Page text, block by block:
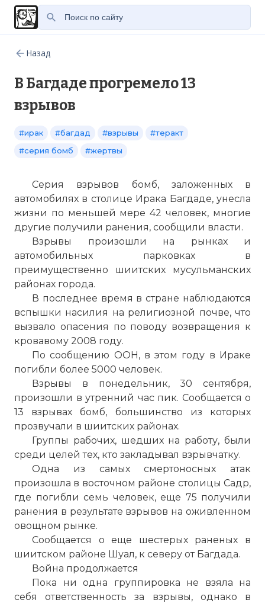
Назад
В Багдаде прогремело 13
взрывов
#ирак #багдад #взрывы
#теракт
#серия бомб
#жертвы
Серия взрывов бомб, заложенных в
автомобилях в столице Ирака Багдаде, унесла
жизни по меньшей мере 42 человек, многие
другие получили ранения, сообщили власти.
Взрывы произошли на рынках и
автомобильных парковках в
преимущественно шиитских мусульманских
районах города.
В последнее время в стране наблюдаются
вспышки насилия на религиозной почве, что
вызвало опасения по поводу возвращения к
кровавому 2008 году.
По сообщению ООН, в этом году в Ираке
погибли более 5000 человек.
Взрывы в понедельник, 30 сентября,
произошли в утренний час пик. Сообщается о
13 взрывах бомб, большинство из которых
прозвучали в шиитских районах.
Группы рабочих, шедших на работу, были
среди целей тех, кто закладывал взрывчатку.
Одна из самых смертоносных атак
произошла в восточном районе столицы Садр,
где погибли семь человек, еще 75 получили
ранения в результате взрывов на оживленном
овощном рынке.
Сообщается о еще шестерых раненых в
шиитском районе Шуал, к северу от Багдада.
Война продолжается
Пока ни одна группировка не взяла на
себя ответственность за взрывы, однако в